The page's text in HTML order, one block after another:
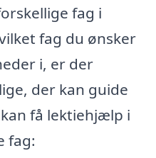
fag i
fag du ønsker
i, er der
der kan guide
få lektiehjælp i
fag: